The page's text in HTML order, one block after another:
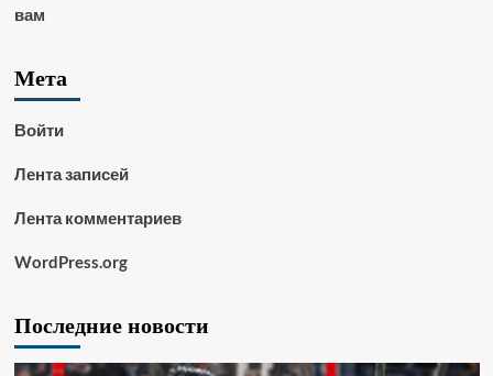
вам
Мета
Войти
Лента записей
Лента комментариев
WordPress.org
Последние новости